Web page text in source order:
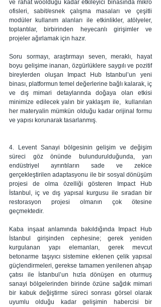
ve rahat woolduğu kadar etkileyici binasında mikro
ofisleri, sabit/esnek çalışma masaları ve çeşitli
modüler kullanım alanları ile etkinlikler, atölyeler,
toplantılar, birbirinden heyecanlı girişimler ve
projeler ağırlamak için hazır.
Soru sormayı, araştırmayı seven, meraklı, hayat
boyu gelişime inanan, özgürlüklere saygılı ve pozitif
bireylerden oluşan Impact Hub Istanbul’un yeni
binası, platformun temel değerlerine bağlı kalarak, iç
ve dış mimari detaylarında doğaya olan etkisi
minimize edilecek yalın bir yaklaşım ile,  kullanılan
her materyalin mümkün olduğu kadar orijinal formu
ve yapısı korunarak tasarlanmış.
4. Levent Sanayi bölgesinin gelişim ve değişim
süreci göz önünde bulundurulduğunda, yarı
endüstriyel ayrıntıların sade ve zekice
gerçekleştirilen adaptasyonu ile bir sosyal dönüşüm
projesi de olma özelliği gösteren Impact Hub
İstanbul, iç ve dış yapısal kurgusu ile sıradan bir
restorasyon projesi olmanın çok ötesine
geçmektedir.
Kaba inşaat anlamında bakıldığında Impact Hub
İstanbul girişinden cephesine; gerek yeniden
kurgulanan yapı elemanları, gerek mevcut
betonarme taşıyıcı sistemine eklenen çelik yapısal
güçlendirmeleri, gerekse tamamen yenilenen ahşap
çatısı ile İstanbul’un hızla dönüşen en oturmuş
sanayi bölgelerinden birinde özüne sağdık mimari
bir kabuk değiştirme süreci sonrası görsel olarak
uyumlu olduğu kadar gelişimin habercisi bir